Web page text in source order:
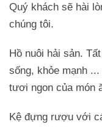
Quý khách sẽ hài
chúng tôi.
Hồ nuôi hải sản.
sống, khỏe mạnh
tươi ngon của món
Kệ đựng rượu với